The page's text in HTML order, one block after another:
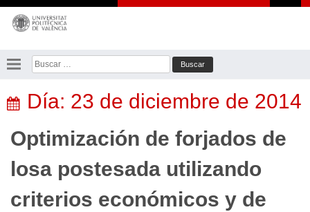
Saltar
contenido
Buscar:
Día: 23 de diciembre de 2014
Optimización de forjados de
losa postesada utilizando
criterios económicos y de